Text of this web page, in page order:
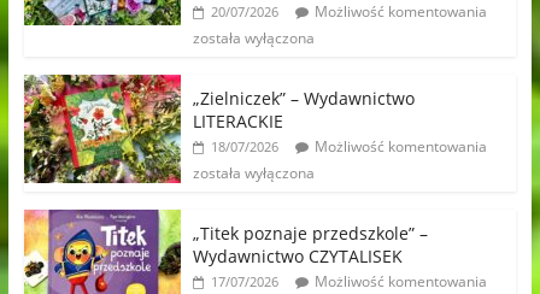
20/07/2026
Możliwość komentowania
została wyłączona
„Zielniczek” – Wydawnictwo
LITERACKIE
18/07/2026
Możliwość komentowania
została wyłączona
„Titek poznaje przedszkole” –
Wydawnictwo CZYTALISEK
17/07/2026
Możliwość komentowania